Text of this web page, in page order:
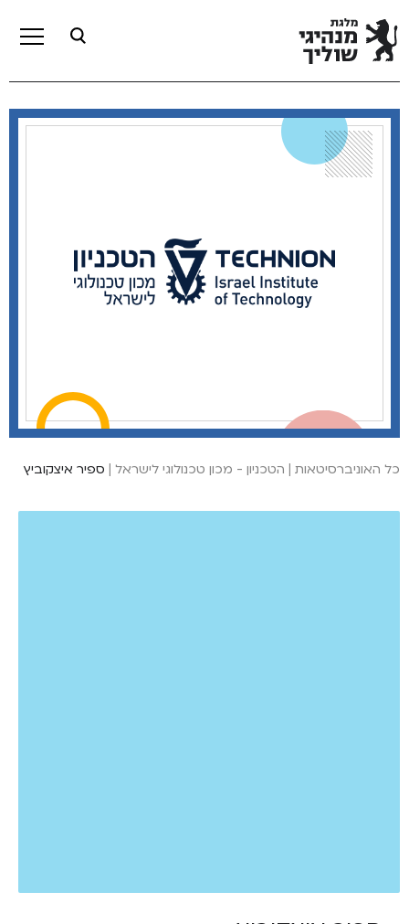
כל האוניברסיטאות | הטכניון - מכון טכנולוגי לישראל | ספיר איצקוביץ